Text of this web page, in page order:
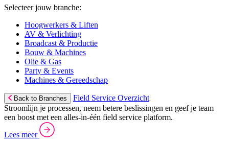
Selecteer jouw branche:
Hoogwerkers & Liften
AV & Verlichting
Broadcast & Productie
Bouw & Machines
Olie & Gas
Party & Events
Machines & Gereedschap
Back to Branches
Field Service Overzicht
Stroomlijn je processen, neem betere beslissingen en geef je team
een boost met een alles-in-één field service platform.
Lees meer